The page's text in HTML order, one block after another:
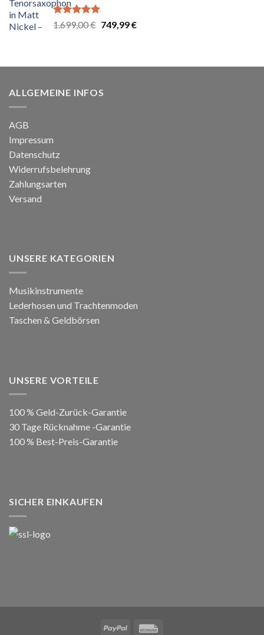
Bewertet
5.00
1.699,00€ Ursprünglicher
749,99€Aktueller
ALLGEMEINE INFOS
AGB
Impressum
Datenschutz
Widerrufsbelehrung
Zahlungsarten
Versand
UNSERE KATEGORIEN
Musikinstrumente
Lederhosen und Trachtenmoden
Taschen & Geldbörsen
UNSERE VORTEILE
100 % Geld-Zurück-Garantie
30 Tage Rücknahme -Garantie
100 % Best-Preis-Garantie
SICHER EINKAUFEN